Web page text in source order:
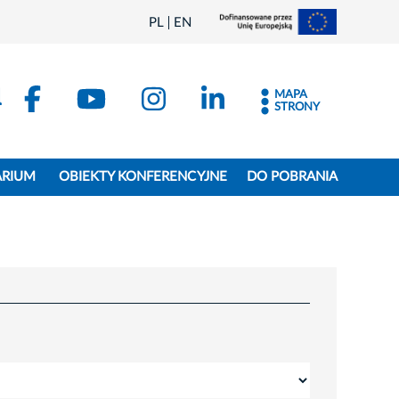
PL EN
MAPA
STRONY
OBIEKTY KONFERENCYJNE DO POBRANIA